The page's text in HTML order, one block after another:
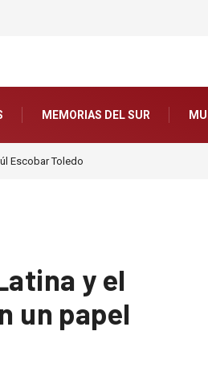
MEMORIAS DEL SUR
Escobar Toledo
y el
un papel